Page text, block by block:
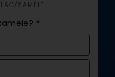
SAMEIE
*